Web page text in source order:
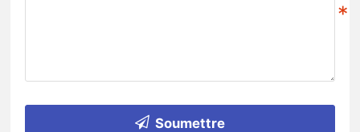
*
Soumettre